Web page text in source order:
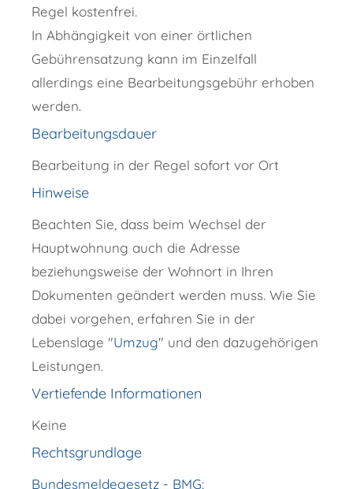
Regel kostenfrei.
In Abhängigkeit von einer örtlichen
Gebührensatzung kann im Einzelfall
allerdings eine Bearbeitungsgebühr erhoben
werden.
Bearbeitungsdauer
Bearbeitung in der Regel sofort vor Ort
Hinweise
Beachten Sie, dass beim Wechsel der
Hauptwohnung auch die Adresse
beziehungsweise der Wohnort in Ihren
Dokumenten geändert werden muss. Wie Sie
dabei vorgehen, erfahren Sie in der
Lebenslage "Umzug" und den dazugehörigen
Leistungen.
Vertiefende Informationen
Keine
Rechtsgrundlage
Bundesmeldegesetz - BMG: